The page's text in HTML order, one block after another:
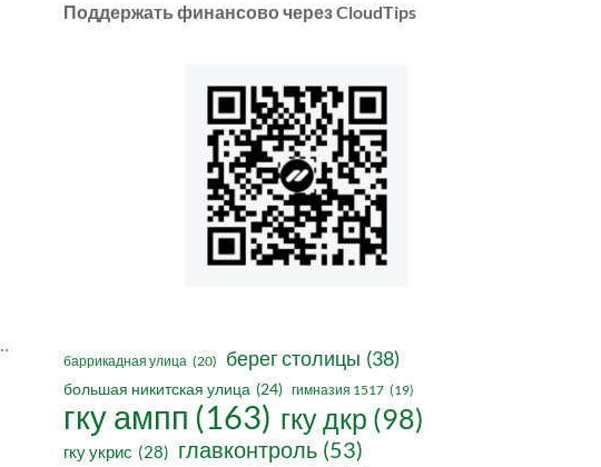
Поддержать финансово через CloudTips
баррикадная улица (20) берег столицы (38)
большая никитская улица (24) гимназия 1517 (19)
гку ампп (163) гку дкр (98)
гку укрис (28) главконтроль (53)